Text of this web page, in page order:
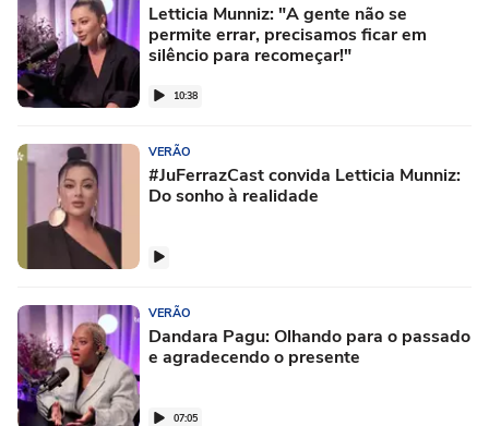
Letticia Munniz: "A gente não se
permite errar, precisamos ficar em
silêncio para recomeçar!"
10:38
VERÃO
#JuFerrazCast convida Letticia Munniz:
Do sonho à realidade
VERÃO
Dandara Pagu: Olhando para o passado
e agradecendo o presente
07:05